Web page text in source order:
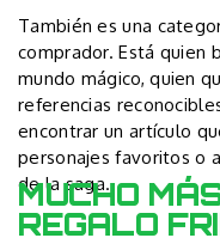
También es una
comprador. Está quien
mundo mágico, quien
referencias
encontrar un artículo
personajes favoritos o
de la saga.
MUCHO
REGALO